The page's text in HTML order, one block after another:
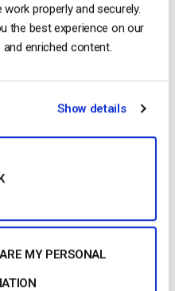
properly and securely.
the best experience on our
enriched content.
Show details
MY PERSONAL
preliminare, ma si
in diretta a tutti i
sito web, ecc. Servizi
di Telestreamconsentono
di incorporare i vostri
dei social media.
è in diretta
a scoprire i contenuti per
live e portatelo davanti